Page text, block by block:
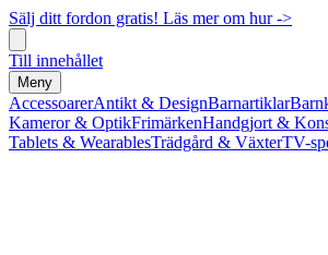
Sälj ditt fordon gratis! Läs mer om hur ->
Till innehållet
Meny
AccessoarerAntikt & DesignBarnartiklar
Kameror & OptikFrimärkenHandgjort &
Tablets & WearablesTrädgård & VäxterTV-